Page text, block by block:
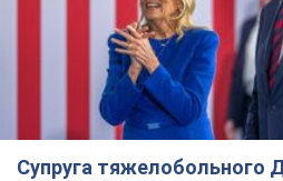
Супруга тяжелобольного